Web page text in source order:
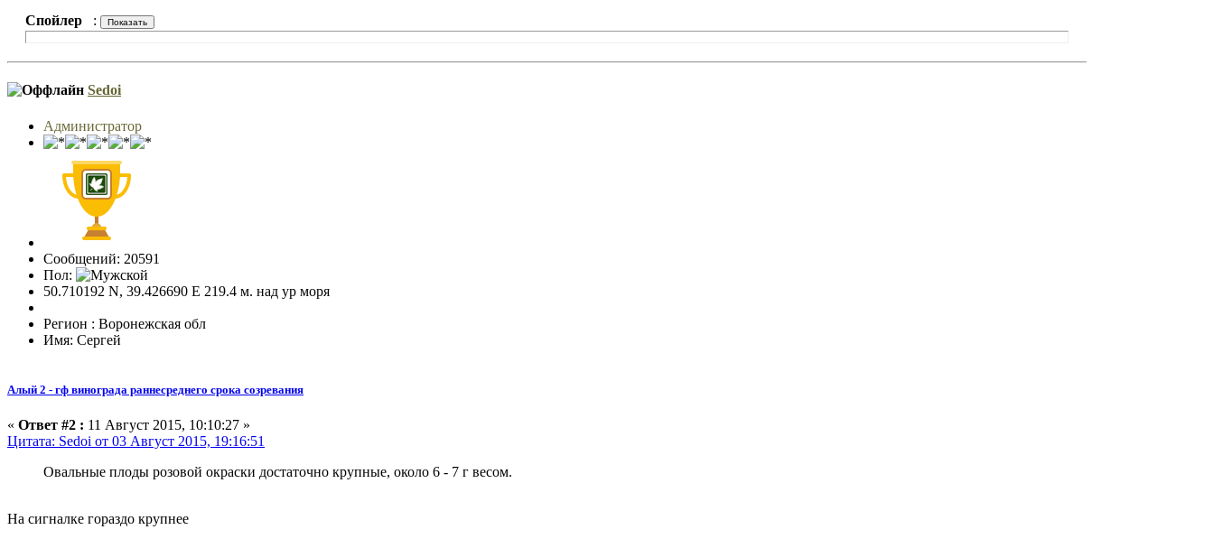
Спойлер :
Sedoi
Администратор
Сообщений: 20591
Пол:
50.710192 N, 39.426690 E 219.4 м. над ур моря
Регион : Воронежская обл
Имя: Сергей
Алый 2 - гф винограда раннесреднего срока созревания
« Ответ #2 : 11 Август 2015, 10:10:27 »
Цитата: Sedoi от 03 Август 2015, 19:16:51
Овальные плоды розовой окраски достаточно крупные, около 6 - 7 г весом.
На сигналке гораздо крупнее